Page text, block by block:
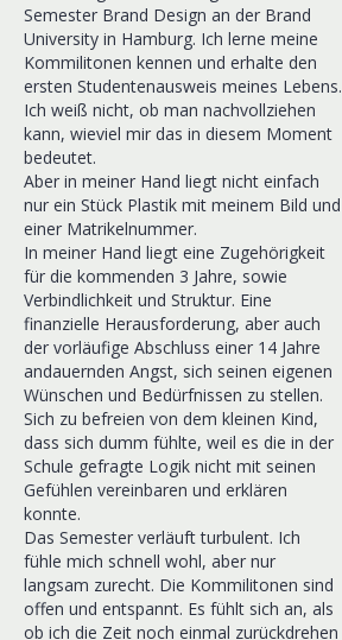
Semester Brand Design an der Brand
University in Hamburg. Ich lerne meine
Kommilitonen kennen und erhalte den
ersten Studentenausweis meines Lebens.
Ich weiß nicht, ob man nachvollziehen
kann, wieviel mir das in diesem Moment
bedeutet.
Aber in meiner Hand liegt nicht einfach
nur ein Stück Plastik mit meinem Bild und
einer Matrikelnummer.
In meiner Hand liegt eine Zugehörigkeit
für die kommenden 3 Jahre, sowie
Verbindlichkeit und Struktur. Eine
finanzielle Herausforderung, aber auch
der vorläufige Abschluss einer 14 Jahre
andauernden Angst, sich seinen eigenen
Wünschen und Bedürfnissen zu stellen.
Sich zu befreien von dem kleinen Kind,
dass sich dumm fühlte, weil es die in der
Schule gefragte Logik nicht mit seinen
Gefühlen vereinbaren und erklären
konnte.
Das Semester verläuft turbulent. Ich
fühle mich schnell wohl, aber nur
langsam zurecht. Die Kommilitonen sind
offen und entspannt. Es fühlt sich an, als
ob ich die Zeit noch einmal zurückdrehen